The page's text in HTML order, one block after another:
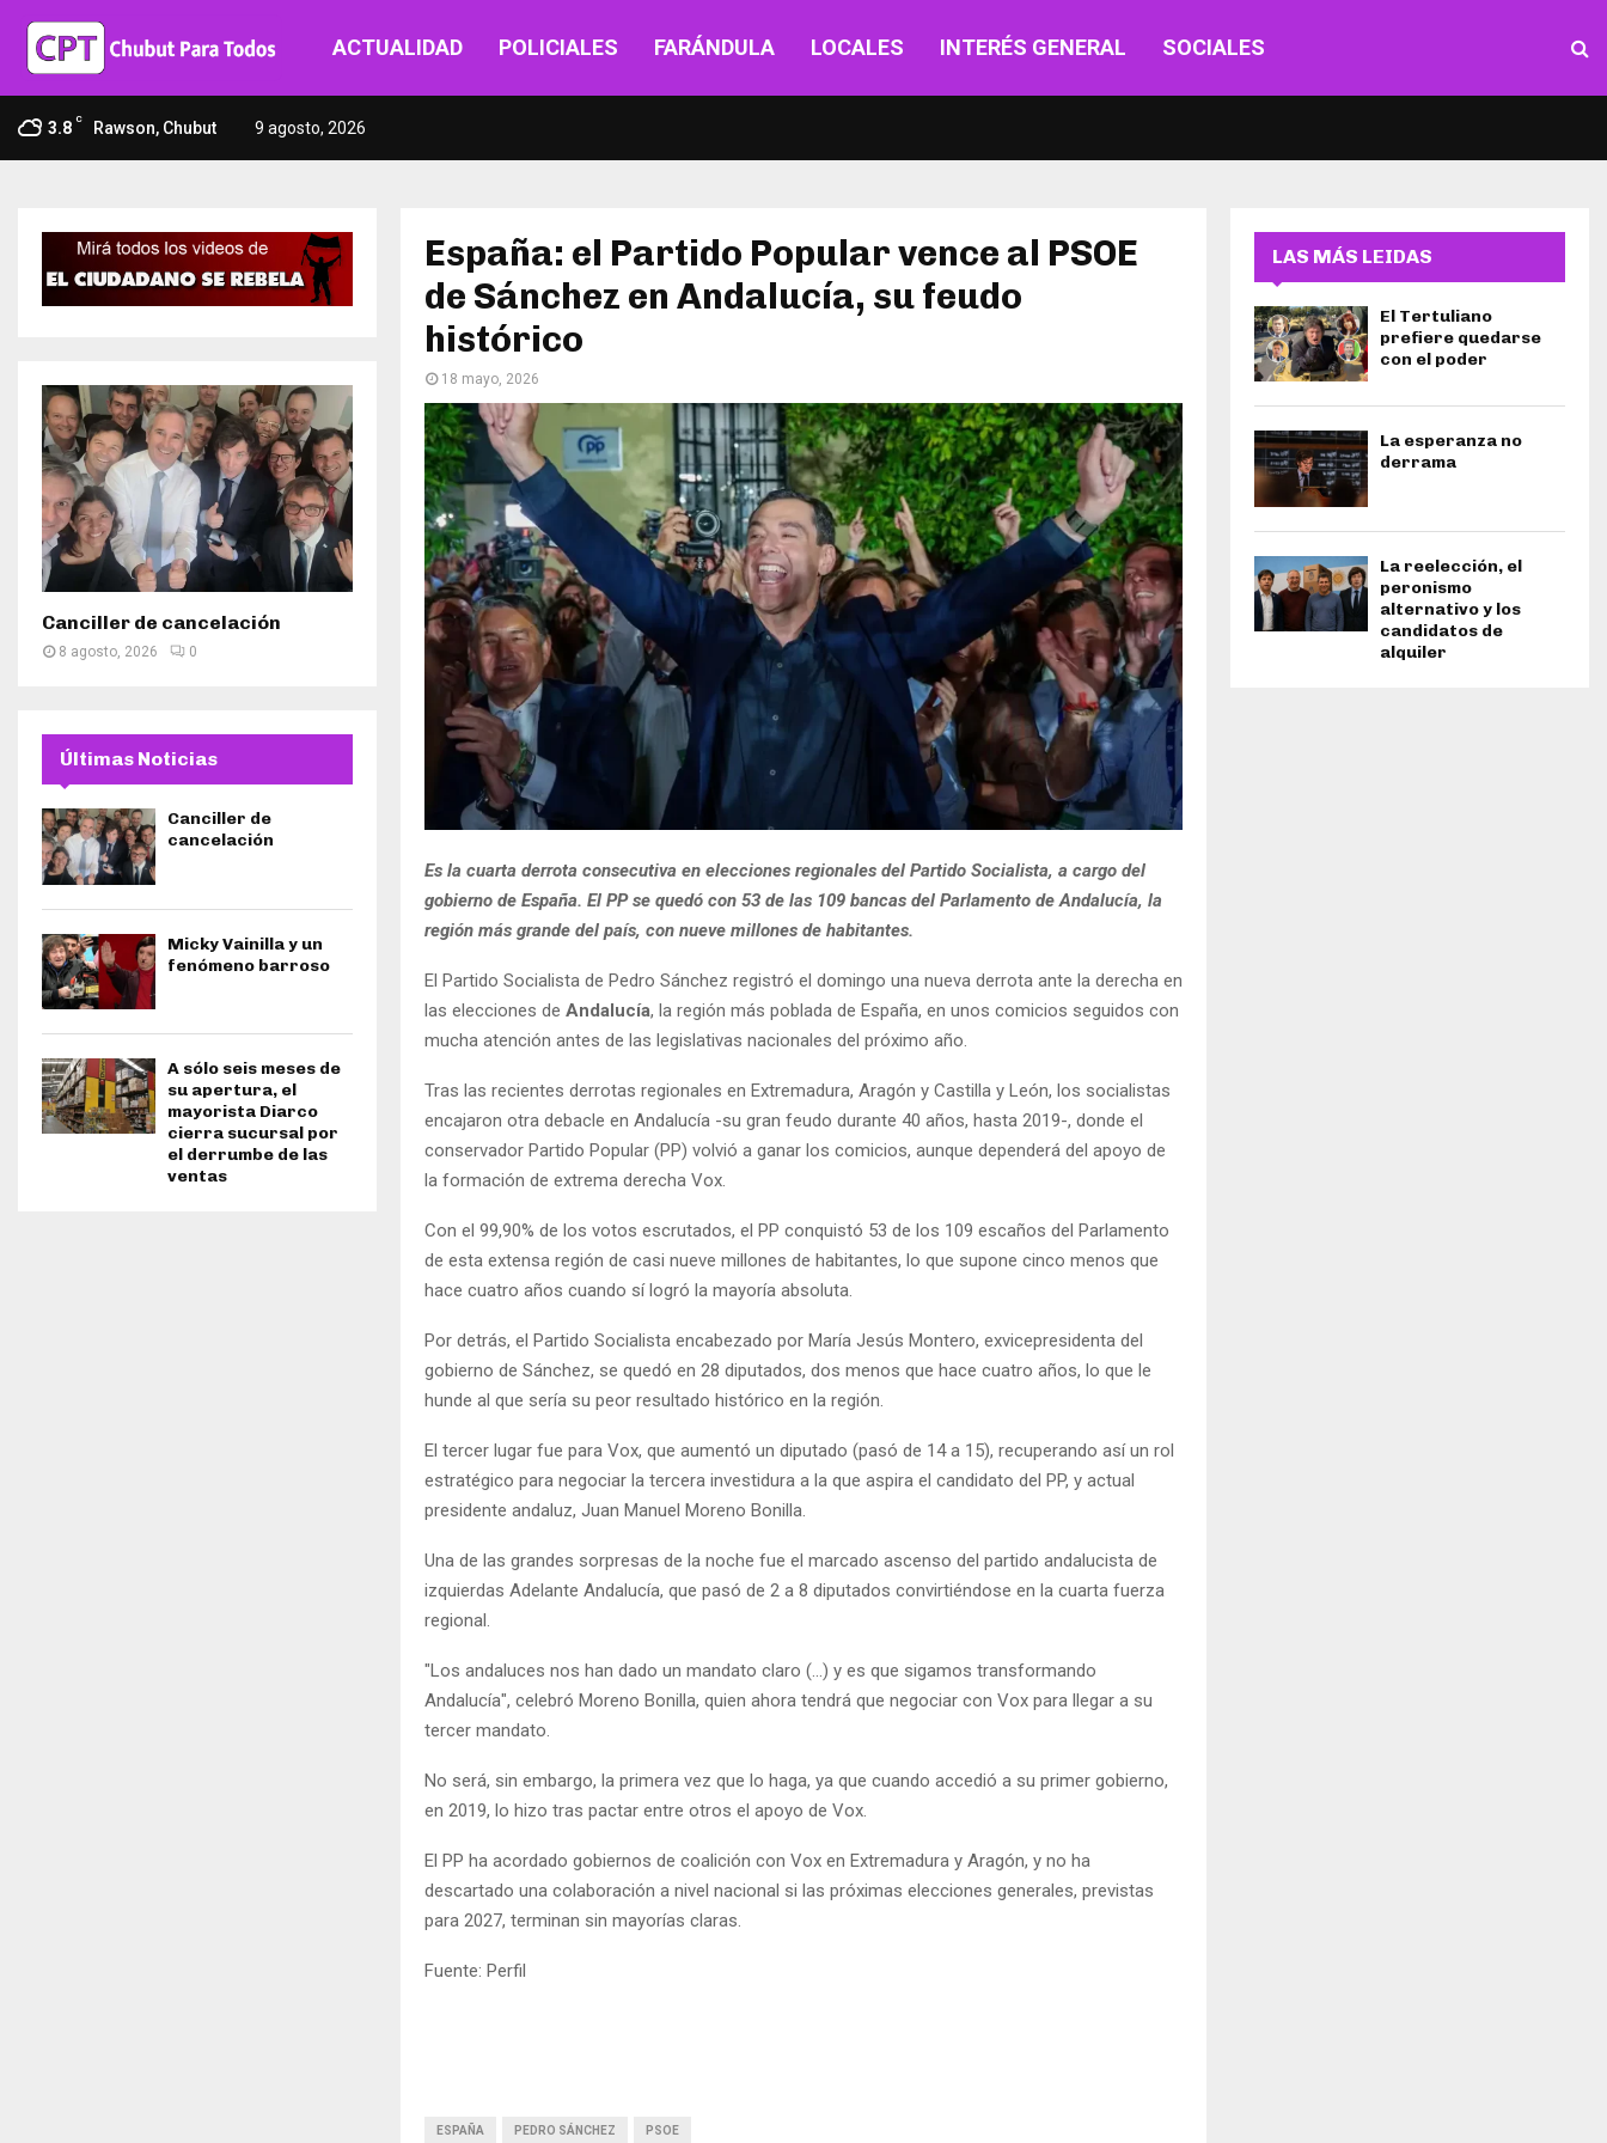
ACTUALIDAD POLICIALES FARÁNDULA LOCALES INTERÉS GENERAL SOCIALES
3.8 C Rawson, Chubut 9 agosto, 2026
España: el Partido Popular vence al PSOE
de Sánchez en Andalucía, su feudo
histórico
18 mayo, 2026
Es la cuarta derrota consecutiva en elecciones regionales del Partido Socialista, a cargo del
gobierno de España. El PP se quedó con 53 de las 109 bancas del Parlamento de Andalucía, la
región más grande del país, con nueve millones de habitantes.
El Partido Socialista de Pedro Sánchez registró el domingo una nueva derrota ante la derecha en
las elecciones de Andalucía, la región más poblada de España, en unos comicios seguidos con
mucha atención antes de las legislativas nacionales del próximo año.
Tras las recientes derrotas regionales en Extremadura, Aragón y Castilla y León, los socialistas
encajaron otra debacle en Andalucía -su gran feudo durante 40 años, hasta 2019-, donde el
conservador Partido Popular (PP) volvió a ganar los comicios, aunque dependerá del apoyo de
la formación de extrema derecha Vox.
Con el 99,90% de los votos escrutados, el PP conquistó 53 de los 109 escaños del Parlamento
de esta extensa región de casi nueve millones de habitantes, lo que supone cinco menos que
hace cuatro años cuando sí logró la mayoría absoluta.
Por detrás, el Partido Socialista encabezado por María Jesús Montero, exvicepresidenta del
gobierno de Sánchez, se quedó en 28 diputados, dos menos que hace cuatro años, lo que le
hunde al que sería su peor resultado histórico en la región.
El tercer lugar fue para Vox, que aumentó un diputado (pasó de 14 a 15), recuperando así un rol
estratégico para negociar la tercera investidura a la que aspira el candidato del PP, y actual
presidente andaluz, Juan Manuel Moreno Bonilla.
Una de las grandes sorpresas de la noche fue el marcado ascenso del partido andalucista de
izquierdas Adelante Andalucía, que pasó de 2 a 8 diputados convirtiéndose en la cuarta fuerza
regional.
"Los andaluces nos han dado un mandato claro (...) y es que sigamos transformando
Andalucía", celebró Moreno Bonilla, quien ahora tendrá que negociar con Vox para llegar a su
tercer mandato.
No será, sin embargo, la primera vez que lo haga, ya que cuando accedió a su primer gobierno,
en 2019, lo hizo tras pactar entre otros el apoyo de Vox.
El PP ha acordado gobiernos de coalición con Vox en Extremadura y Aragón, y no ha
descartado una colaboración a nivel nacional si las próximas elecciones generales, previstas
para 2027, terminan sin mayorías claras.
Fuente: Perfil
ESPAÑA PEDRO SÁNCHEZ PSOE
Canciller de cancelación
8 agosto, 2026 0
Últimas Noticias
Canciller de
cancelación
Micky Vainilla y un
fenómeno barroso
A sólo seis meses de
su apertura, el
mayorista Diarco
cierra sucursal por
el derrumbe de las
ventas
LAS MÁS LEIDAS
El Tertuliano
prefiere quedarse
con el poder
La esperanza no
derrama
La reelección, el
peronismo
alternativo y los
candidatos de
alquiler